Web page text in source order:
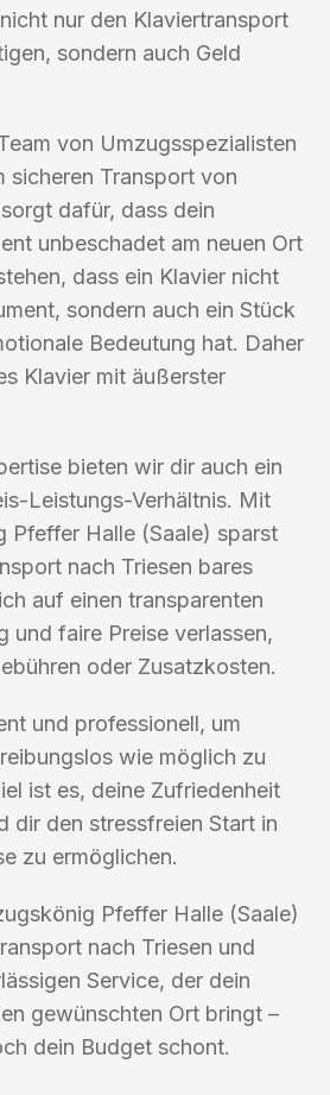
nur den Klaviertransport
sondern auch Geld
von Umzugsspezialisten
sicheren Transport von
dafür, dass dein
unbeschadet am neuen Ort
dass ein Klavier nicht
sondern auch ein Stück
Bedeutung hat. Daher
Klavier mit äußerster
bieten wir dir auch ein
Leistungs-Verhältnis. Mit
Pfeffer Halle (Saale) sparst
nach Triesen bares
auf einen transparenten
und faire Preise verlassen,
oder Zusatzkosten.
und professionell, um
wie möglich zu
ist es, deine Zufriedenheit
dir den stressfreien Start in
zu ermöglichen.
Pfeffer Halle (Saale)
nach Triesen und
Service, der dein
gewünschten Ort bringt –
dein Budget schont.